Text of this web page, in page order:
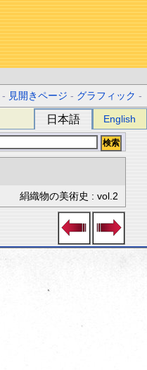
- 見開きページ - グラフィック -
日本語 English
絹織物の美術史 : vol.2